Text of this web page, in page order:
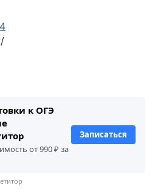
4
/
к ОГЭ
от 990 ₽ за
Записаться